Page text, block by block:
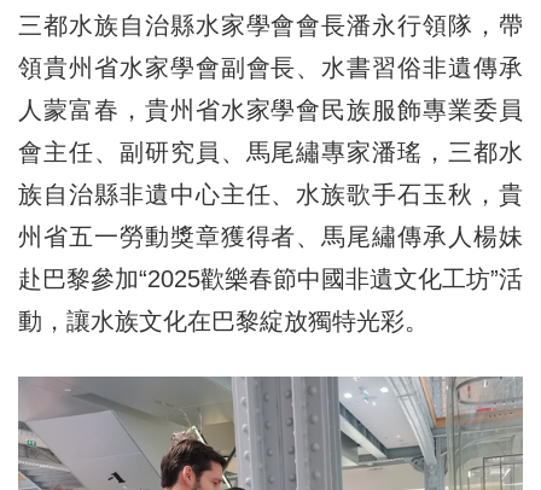
三都水族自治縣水家學會會長潘永行領隊，帶
領貴州省水家學會副會長、水書習俗非遺傳承
人蒙富春，貴州省水家學會民族服飾專業委員
會主任、副研究員、馬尾繡專家潘瑤，三都水
族自治縣非遺中心主任、水族歌手石玉秋，貴
州省五一勞動獎章獲得者、馬尾繡傳承人楊妹
赴巴黎參加“2025歡樂春節中國非遺文化工坊”活
動，讓水族文化在巴黎綻放獨特光彩。